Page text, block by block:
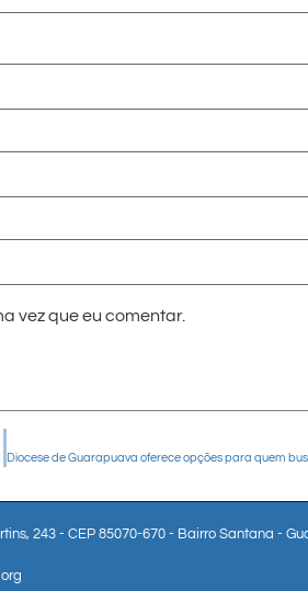
vez que eu comentar.
243 - CEP 85070-670 - Bairro Santana -